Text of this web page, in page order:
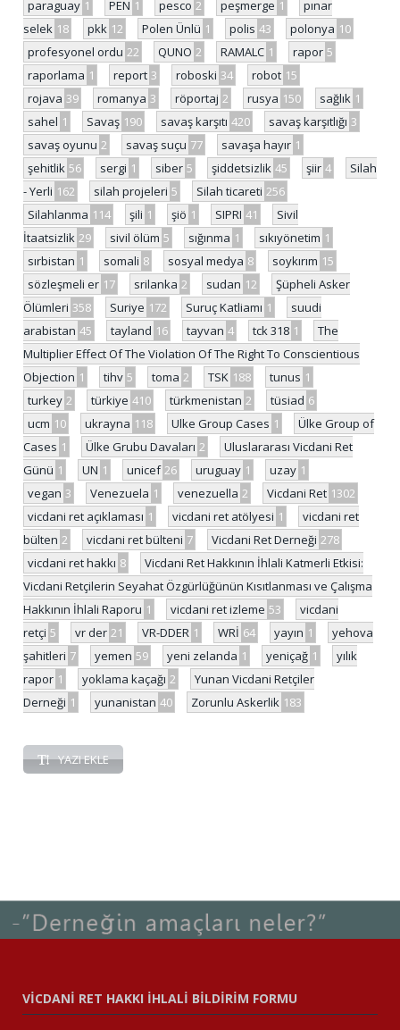
paraguay 1 PEN 1 pesco 2 peşmerge 1
pınar
selek 18 pkk 12 Polen Ünlü 1 polis 43 polonya 10
profesyonel ordu 22 QUNO 2 RAMALC 1 rapor 5
raporlama 1 report 3 roboski 34 robot 15
rojava 39 romanya 3 röportaj 2 rusya 150 sağlık 1
sahel 1 Savaş 190 savaş karşıtı 420 savaş karşıtlığı 3
savaş oyunu 2 savaş suçu 77 savaşa hayır 1
şehitlik 56 sergi 1 siber 5 şiddetsizlik 45 şiir 4
Silah
- Yerli 162 silah projeleri 5 Silah ticareti 256
Silahlanma 114 şili 1 şiö 1 SIPRI 41
Sivil
İtaatsizlik 29 sivil ölüm 5 sığınma 1 sıkıyönetim 1
sırbistan 1 somali 8 sosyal medya 8 soykırım 15
sözleşmeli er 17 srilanka 2 sudan 12
Şüpheli Asker
Ölümleri 358 Suriye 172 Suruç Katliamı 1
suudi
arabistan 45 tayland 16 tayvan 4 tck 318 1
The
Multiplier Effect Of The Violation Of The Right To Conscientious
Objection 1 tihv 5 toma 2 TSK 188 tunus 1
turkey 2 türkiye 410 türkmenistan 2 tüsiad 6
ucm 10 ukrayna 118 Ulke Group Cases 1
Ülke Group of
Cases 1 Ülke Grubu Davaları 2
Uluslararası Vicdani Ret
Günü 1 UN 1 unicef 26 uruguay 1 uzay 1
vegan 3 Venezuela 1 venezuella 2 Vicdani Ret 1302
vicdani ret açıklaması 1 vicdani ret atölyesi 1
vicdani ret
bülten 2 vicdani ret bülteni 7 Vicdani Ret Derneği 278
vicdani ret hakkı 8
Vicdani Ret Hakkının İhlali Katmerli Etkisi:
Vicdani Retçilerin Seyahat Özgürlüğünün Kısıtlanması ve Çalışma
Hakkının İhlali Raporu 1 vicdani ret izleme 53
vicdani
retçi 5 vr der 21 VR-DDER 1 WRİ 64 yayın 1
yehova
şahitleri 7 yemen 59 yeni zelanda 1 yeniçağ 1
yılık
rapor 1 yoklama kaçağı 2
Yunan Vicdani Retçiler
Derneği 1 yunanistan 40 Zorunlu Askerlik 183
YAZI EKLE
VİCDANİ RET HAKKI İHLALİ BİLDİRİM FORMU